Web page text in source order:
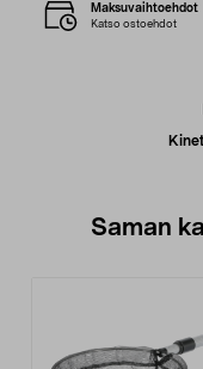
Maksuvaihtoehdot
Katso ostoehdot
Saman